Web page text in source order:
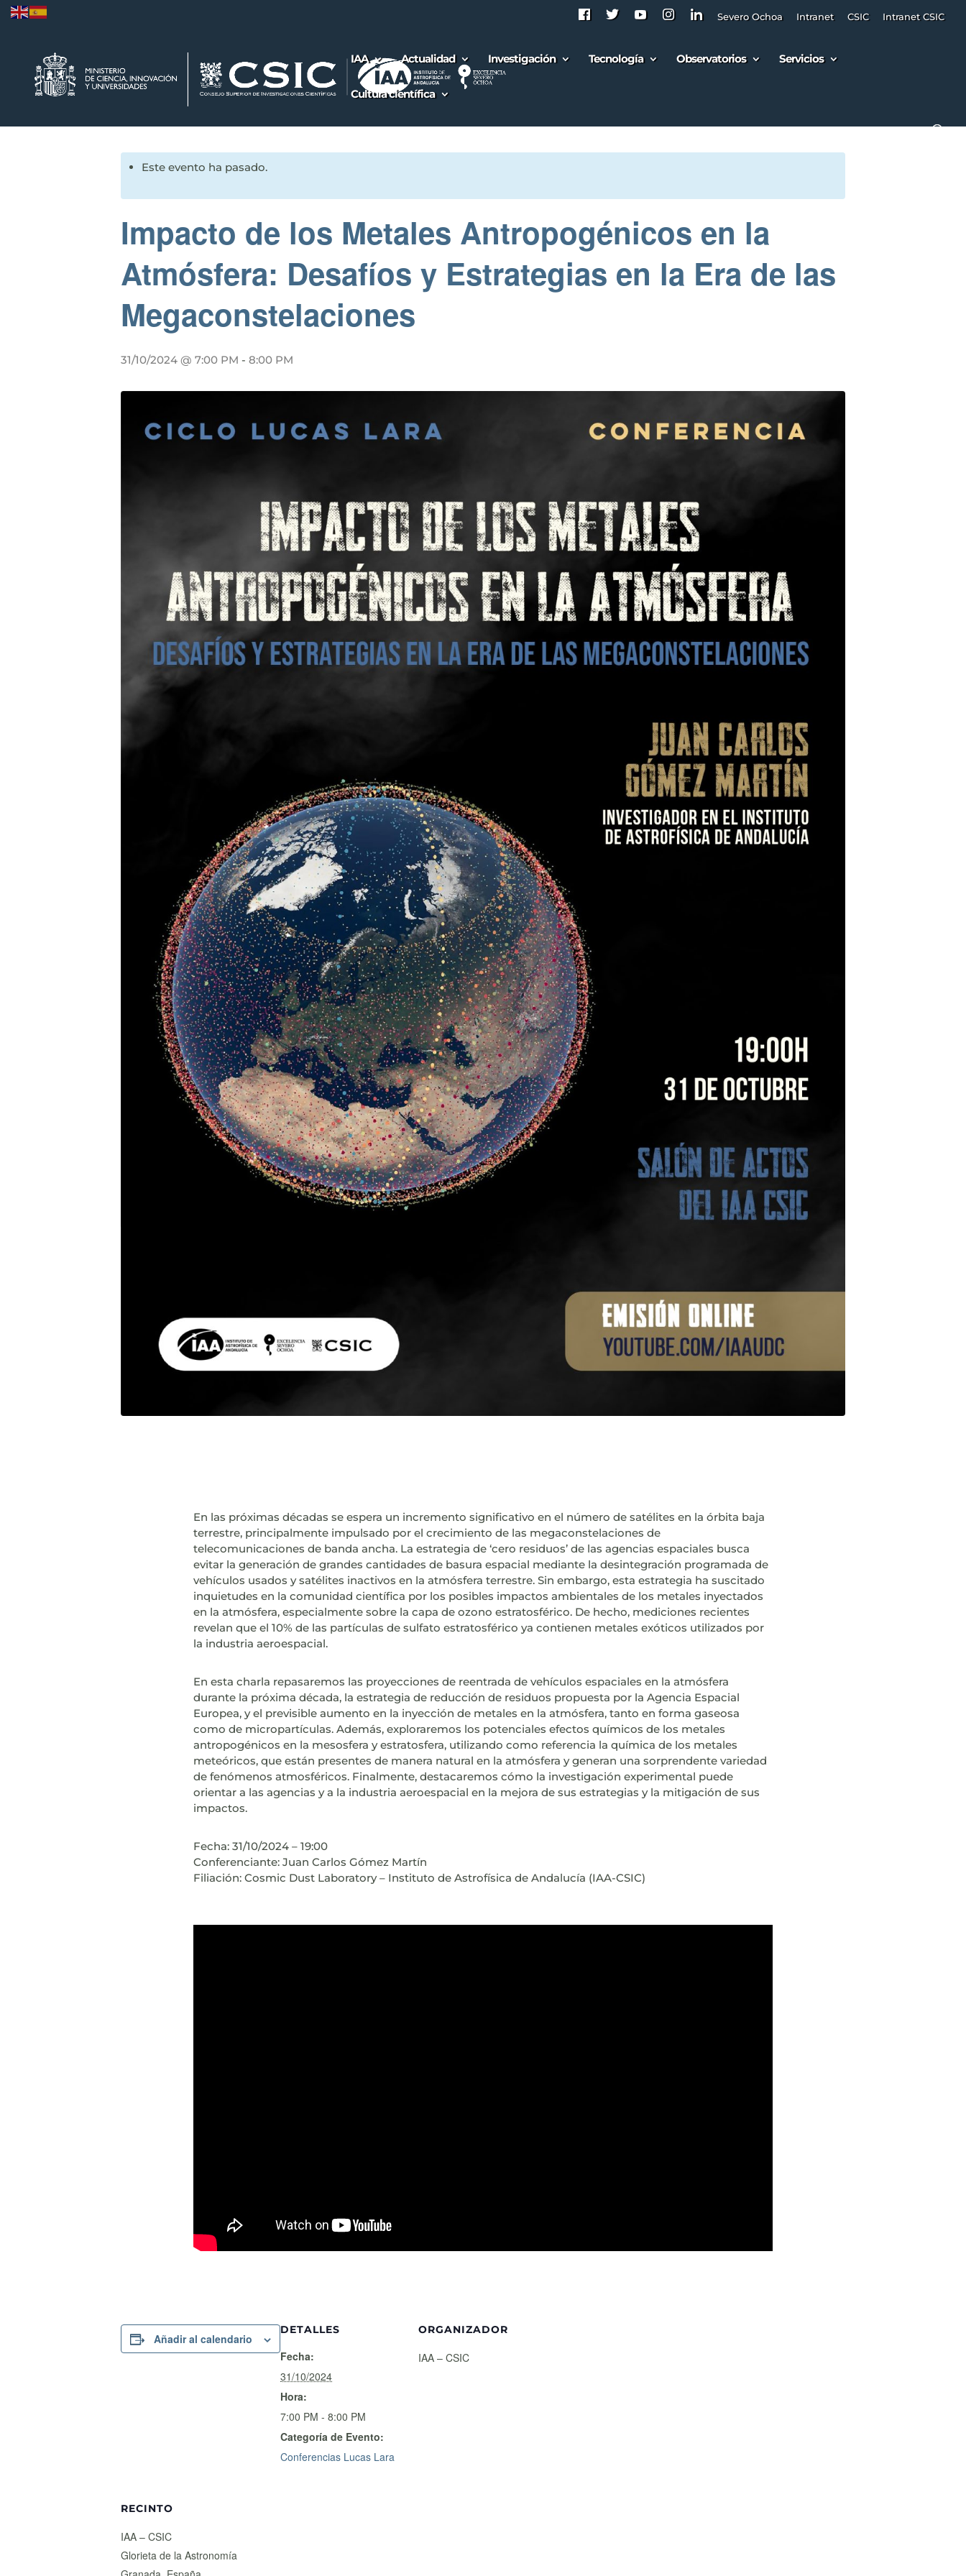
Severo Ochoa Intranet CSIC Intranet CSIC
IAA Actualidad Investigación Tecnología Observatorios Servicios
Cultura científica
Este evento ha pasado.
Impacto de los Metales Antropogénicos en la
Atmósfera: Desafíos y Estrategias en la Era de las
Megaconstelaciones
31/10/2024 @ 7:00 PM - 8:00 PM
En las próximas décadas se espera un incremento significativo en el número de satélites en la órbita baja
terrestre, principalmente impulsado por el crecimiento de las megaconstelaciones de
telecomunicaciones de banda ancha. La estrategia de ‘cero residuos’ de las agencias espaciales busca
evitar la generación de grandes cantidades de basura espacial mediante la desintegración programada de
vehículos usados y satélites inactivos en la atmósfera terrestre. Sin embargo, esta estrategia ha suscitado
inquietudes en la comunidad científica por los posibles impactos ambientales de los metales inyectados
en la atmósfera, especialmente sobre la capa de ozono estratosférico. De hecho, mediciones recientes
revelan que el 10% de las partículas de sulfato estratosférico ya contienen metales exóticos utilizados por
la industria aeroespacial.
En esta charla repasaremos las proyecciones de reentrada de vehículos espaciales en la atmósfera
durante la próxima década, la estrategia de reducción de residuos propuesta por la Agencia Espacial
Europea, y el previsible aumento en la inyección de metales en la atmósfera, tanto en forma gaseosa
como de micropartículas. Además, exploraremos los potenciales efectos químicos de los metales
antropogénicos en la mesosfera y estratosfera, utilizando como referencia la química de los metales
meteóricos, que están presentes de manera natural en la atmósfera y generan una sorprendente variedad
de fenómenos atmosféricos. Finalmente, destacaremos cómo la investigación experimental puede
orientar a las agencias y a la industria aeroespacial en la mejora de sus estrategias y la mitigación de sus
impactos.
Fecha: 31/10/2024 – 19:00
Conferenciante: Juan Carlos Gómez Martín
Filiación: Cosmic Dust Laboratory – Instituto de Astrofísica de Andalucía (IAA-CSIC)
Añadir al calendario
DETALLES
Fecha:
31/10/2024
Hora:
7:00 PM - 8:00 PM
Categoría de Evento:
Conferencias Lucas Lara
ORGANIZADOR
IAA – CSIC
RECINTO
IAA – CSIC
Glorieta de la Astronomía